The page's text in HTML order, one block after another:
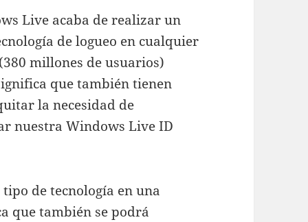
Live acaba de realizar un
de logueo en cualquier
millones de usuarios)
que también tienen
la necesidad de
nuestra Windows Live ID
de tecnología enuna
que también se podrá